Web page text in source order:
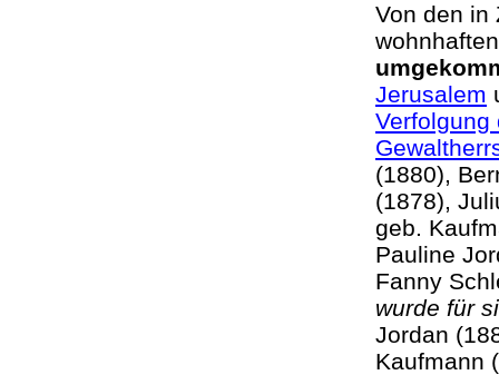
Von den in
Jerusalem
Verfolgung
(1880),
(1878),
geb.
Pauline
Fanny
wurde für
Jordan
Kaufmann